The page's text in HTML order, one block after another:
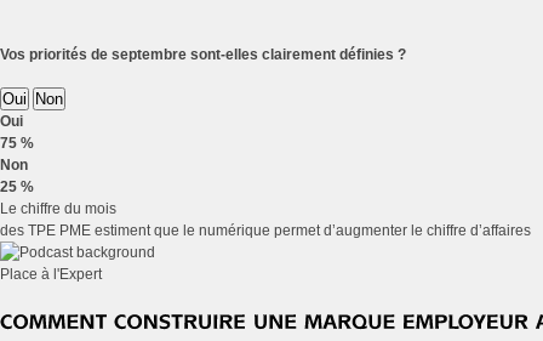
Vos priorités de septembre sont-elles clairement définies ?
Oui Non
Oui
75 %
Non
25 %
Le chiffre du mois
des TPE PME estiment que le numérique permet d’augmenter le chiffre d’affaires
Place à l'Expert